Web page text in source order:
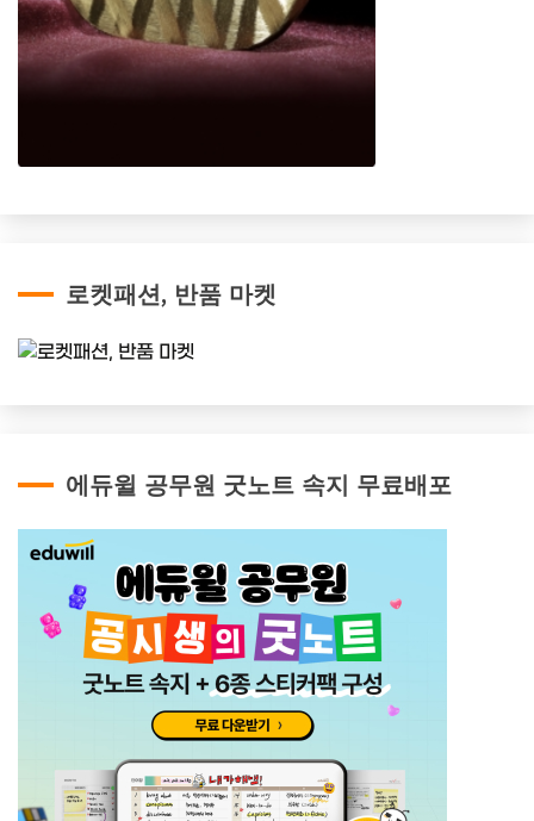
로켓패션, 반품 마켓
에듀윌 공무원 굿노트 속지 무료배포